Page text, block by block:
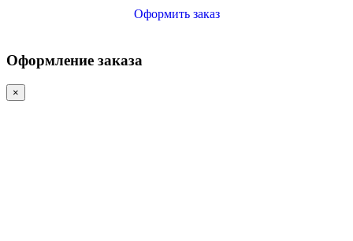
Оформить заказ
Оформление заказа
×